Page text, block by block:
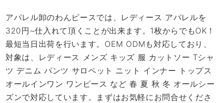
アパレル卸のわんピースでは、レディース アパレルを
320円~仕入れて頂くことが出来ます。1枚からでもOK！
最短当日出荷を行います。OEM ODMも対応しており、
対象は、レディース メンズ キッズ 服 カットソー Tシャ
ツ デニム パンツ サロペット ニット インナー トップス
オールインワン ワンピース など 春 夏 秋 冬 オールシー
ズンで対応しています。まずはお気軽にお問合せくださ